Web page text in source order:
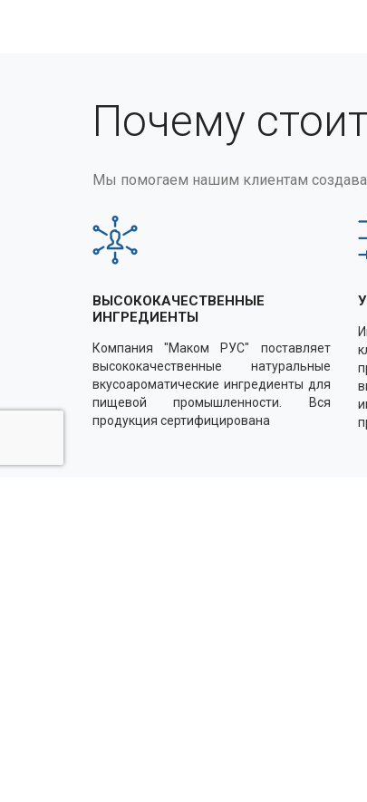
Почему
Мы помогаем нашим клиентам
ВЫСОКОКАЧЕСТВЕННЫЕ
ИНГРЕДИЕНТЫ
Компания "Маком РУС" поставляет
высококачественные натуральные
вкусоароматические ингредиенты для
пищевой промышленности. Вся
продукция сертифицирована